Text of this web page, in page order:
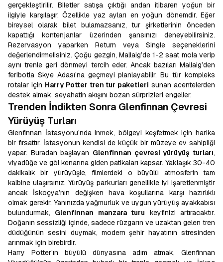
gerçekleştirilir. Biletler satışa çıktığı andan itibaren yoğun bir
ilgiyle karşılaşır. Özellikle yaz ayları en yoğun dönemdir. Eğer
bireysel olarak bilet bulamazsanız, tur şirketlerinin önceden
kapattığı kontenjanlar üzerinden şansınızı deneyebilirsiniz.
Rezervasyon yaparken Return veya Single seçeneklerini
değerlendirmelisiniz. Çoğu gezgin, Mallaig’de 1-2 saat mola verip
aynı trenle geri dönmeyi tercih eder. Ancak bazıları Mallaig’den
feribotla Skye Adası’na geçmeyi planlayabilir. Bu tür kompleks
rotalar için Harry Potter tren tur paketleri sunan acentelerden
destek almak, seyahatin akışını bozan sürprizleri engeller.
Trenden İndikten Sonra Glenfinnan Çevresi
Yürüyüş Turları
Glenfinnan İstasyonu’nda inmek, bölgeyi keşfetmek için harika
bir fırsattır. İstasyonun kendisi de küçük bir müzeye ev sahipliği
yapar. Buradan başlayan Glenfinnan çevresi yürüyüş turları,
viyadüğe ve göl kenarına giden patikaları kapsar. Yaklaşık 30-40
dakikalık bir yürüyüşle, filmlerdeki o büyülü atmosferin tam
kalbine ulaşırsınız. Yürüyüş parkurları genellikle iyi işaretlenmiştir
ancak İskoçya’nın değişken hava koşullarına karşı hazırlıklı
olmak gerekir. Yanınızda yağmurluk ve uygun yürüyüş ayakkabısı
bulundurmak, Glenfinnan manzara turu keyfinizi artıracaktır.
Doğanın sessizliği içinde, sadece rüzgarın ve uzaktan gelen tren
düdüğünün sesini duymak, modern şehir hayatının stresinden
arınmak için birebirdir.
Harry Potter’ın büyülü dünyasına adım atmak, Glenfinnan